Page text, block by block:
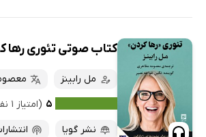
کتاب صوتی تئوری رها
مل رابینز
۵ (امتیاز ۱ نفر)
نشر گویا